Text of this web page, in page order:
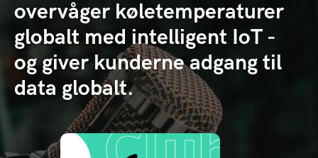
overvåger køletemperaturer
globalt med intelligent IoT -
og giver kunderne adgang til
data globalt.